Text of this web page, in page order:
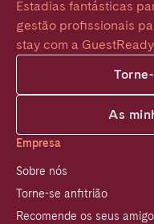
Estadias fantásticas
gestão profissionais
stay com a
As
Empresa
Sobre nós
Torne-se anfitrião
Recomende os seus